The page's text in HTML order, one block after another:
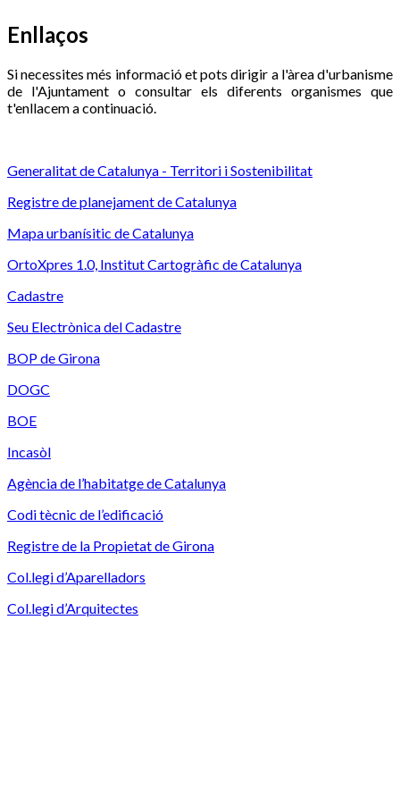
Enllaços
Si necessites més informació et pots dirigir a l'àrea d'urbanisme
de l'Ajuntament o consultar els diferents organismes que
t'enllacem a continuació.
Generalitat de Catalunya - Territori i Sostenibilitat
Registre de planejament de Catalunya
Mapa urbanísitic de Catalunya
OrtoXpres 1.0, Institut Cartogràfic de Catalunya
Cadastre
Seu Electrònica del Cadastre
BOP de Girona
DOGC
BOE
Incasòl
Agència de l’habitatge de Catalunya
Codi tècnic de l’edificació
Registre de la Propietat de Girona
Col.legi d’Aparelladors
Col.legi d’Arquitectes